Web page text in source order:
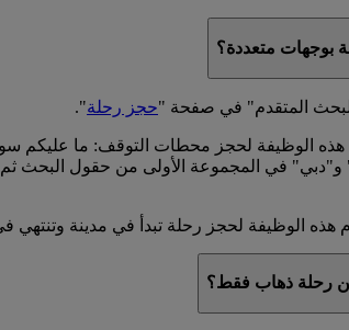
بوجهات متعددة؟
المتقدم" في صفحة "حجز رحلة".
هذه الوظيفة لحجز محطات التوقف: ما
و"دبي" في المجموعة الأولى من حقول البحث
هذه الوظيفة لحجز رحلة تبدأ في مدينة وتنتهي
رحلة ذهاب فقط؟